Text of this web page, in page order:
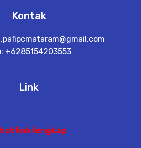
Kontak
+6285154203553
Link
link lengkap